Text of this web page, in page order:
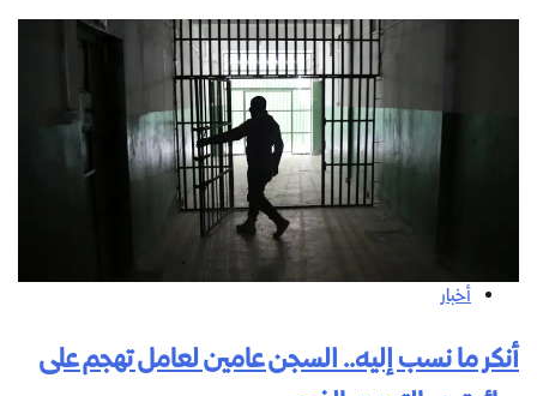
أخبار
أنكر ما نسب إليه.. السجن عامين لعامل تهجم على